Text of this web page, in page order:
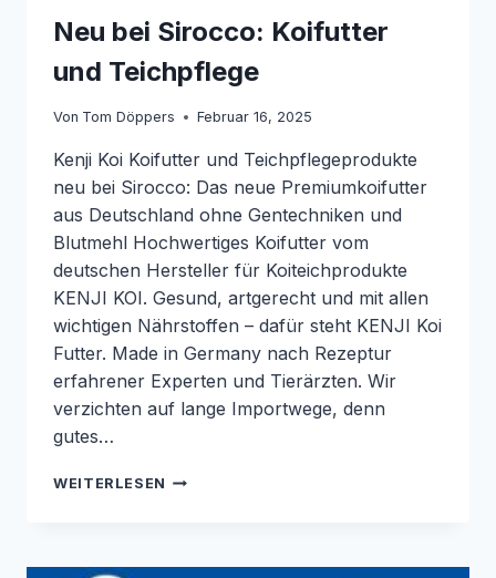
Neu bei Sirocco: Koifutter
und Teichpflege
Von Tom Döppers Februar 16, 2025
Kenji Koi Koifutter und Teichpflegeprodukte
neu bei Sirocco: Das neue Premiumkoifutter
aus Deutschland ohne Gentechniken und
Blutmehl Hochwertiges Koifutter vom
deutschen Hersteller für Koiteichprodukte
KENJI KOI. Gesund, artgerecht und mit allen
wichtigen Nährstoffen – dafür steht KENJI Koi
Futter. Made in Germany nach Rezeptur
erfahrener Experten und Tierärzten. Wir
verzichten auf lange Importwege, denn
gutes…
WEITERLESEN NEU
UND